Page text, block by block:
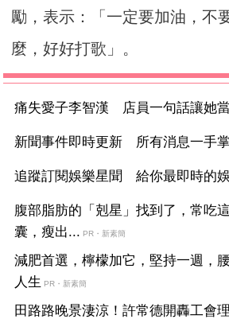
勵，表示：「一定要加油，不
麼，好好打歌」。
痛失愛子李智漢 店員一句話讓她
新聞事件即時更新 所有消息一手掌
追蹤訂閱娛樂星聞 給你最即時的
腹部脂肪的「剋星」找到了，常吃
囊，瘦出... PR・新素簡
減肥首選，檸檬加它，堅持一週，
人生 PR・新素簡
田路路晚景淒涼！許常德開轟工會